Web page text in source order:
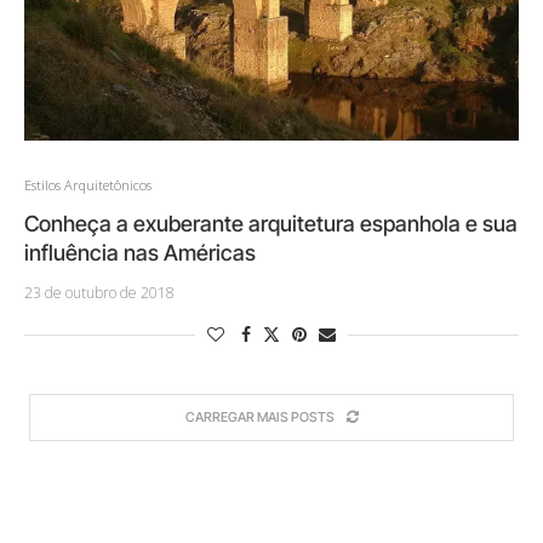
Estilos Arquitetônicos
Conheça a exuberante arquitetura espanhola e sua
influência nas Américas
23 de outubro de 2018
CARREGAR MAIS POSTS